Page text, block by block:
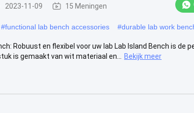
2023-11-09 15 Meningen
#functional lab bench accessories #durable lab work
Robuust en flexibel voor uw lab Lab Island Bench is de
is gemaakt van wit materiaal en...
Bekijk meer